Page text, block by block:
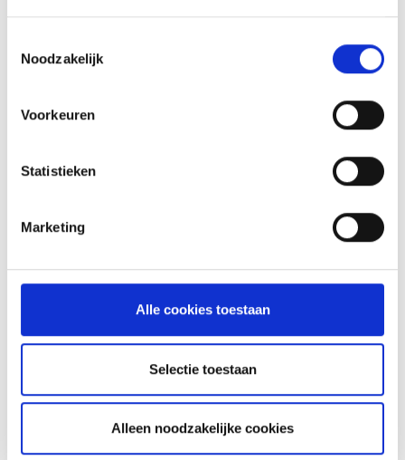
Noodzakelijk
Voorkeuren
Statistieken
Marketing
Alle cookies toestaan
Selectie toestaan
Alleen noodzakelijke cookies
VITELLO TONNATO VAN DE
RECEPT